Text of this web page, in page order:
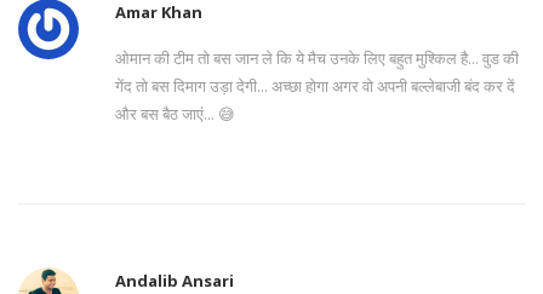
Amar Khan
ओमान की टीम तो बस जान ले कि ये मैच उनके लिए बहुत मुश्किल है... वुड की
गेंद तो बस दिमाग उड़ा देगी... अच्छा होगा अगर वो अपनी बल्लेबाजी बंद कर दें
और बस बैठ जाएं... 😅
Andalib Ansari